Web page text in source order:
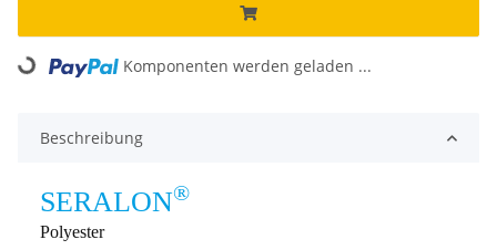
Loading... Komponenten werden geladen ...
Beschreibung
SERALON®
Polyester